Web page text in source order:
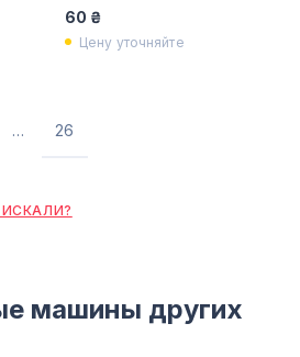
60 ₴
Цену уточняйте
…
Последняя
26
машины других